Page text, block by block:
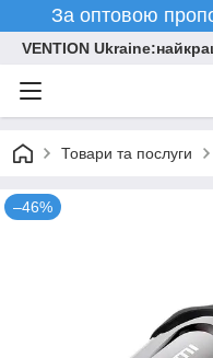
За оптовою
VENTION
Товари та послуги
–46%